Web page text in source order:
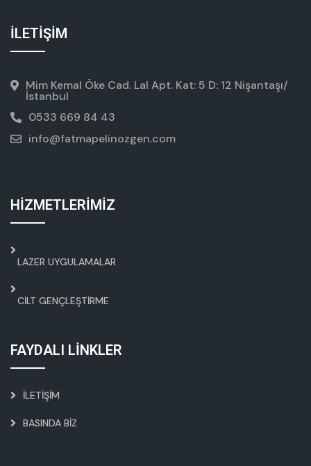
İLETİŞİM
Mim Kemal Öke Cad. Lal Apt. Kat: 5 D: 12 Nişantaşı/
İstanbul
0533 669 84 43
info@fatmapelinozgen.com
HİZMETLERİMİZ
LAZER UYGULAMALAR
CILT GENÇLEŞTIRME
FAYDALI LİNKLER
İLETIŞIM
BASINDA BIZ